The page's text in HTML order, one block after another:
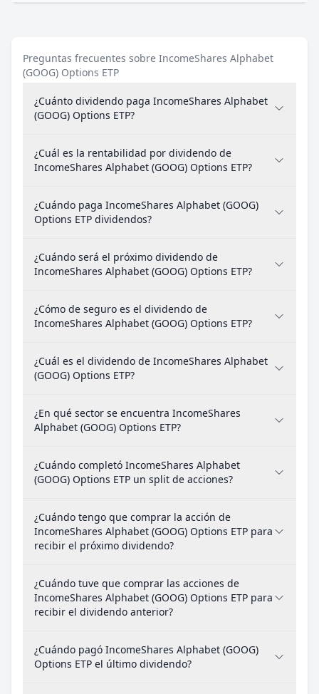
Preguntas frecuentes sobre IncomeShares Alphabet
(GOOG) Options ETP
¿Cuánto dividendo paga IncomeShares Alphabet
(GOOG) Options ETP?
¿Cuál es la rentabilidad por dividendo de
IncomeShares Alphabet (GOOG) Options ETP?
¿Cuándo paga IncomeShares Alphabet (GOOG)
Options ETP dividendos?
¿Cuándo será el próximo dividendo de
IncomeShares Alphabet (GOOG) Options ETP?
¿Cómo de seguro es el dividendo de
IncomeShares Alphabet (GOOG) Options ETP?
¿Cuál es el dividendo de IncomeShares Alphabet
(GOOG) Options ETP?
¿En qué sector se encuentra IncomeShares
Alphabet (GOOG) Options ETP?
¿Cuándo completó IncomeShares Alphabet
(GOOG) Options ETP un split de acciones?
¿Cuándo tengo que comprar la acción de
IncomeShares Alphabet (GOOG) Options ETP para
recibir el próximo dividendo?
¿Cuándo tuve que comprar las acciones de
IncomeShares Alphabet (GOOG) Options ETP para
recibir el dividendo anterior?
¿Cuándo pagó IncomeShares Alphabet (GOOG)
Options ETP el último dividendo?